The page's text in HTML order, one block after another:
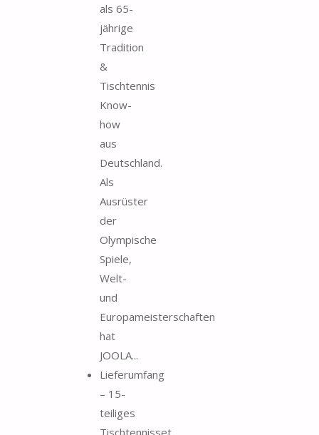
als 65-
jährige
Tradition
&
Tischtennis
Know-
how
aus
Deutschland.
Als
Ausrüster
der
Olympische
Spiele,
Welt-
und
Europameisterschaften
hat
JOOLA...
Lieferumfang
– 15-
teiliges
Tischtennisset